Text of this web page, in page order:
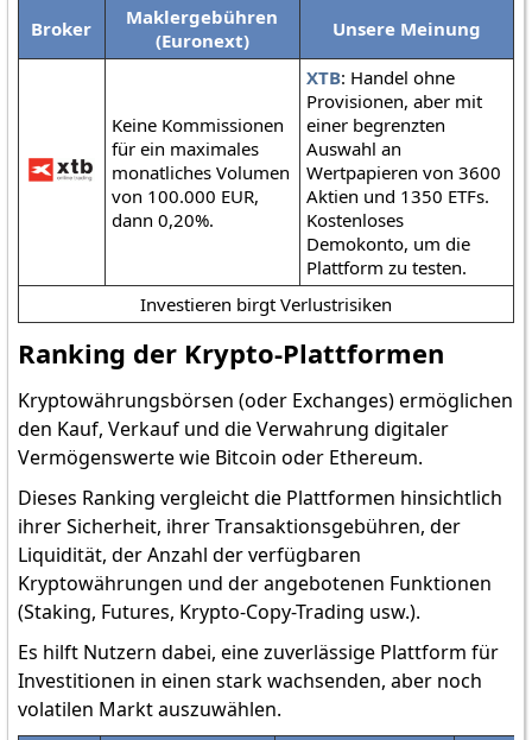
Broker
Maklergebühren
(Euronext)
Unsere Meinung
Keine Kommissionen
für ein maximales
monatliches Volumen
von 100.000 EUR,
dann 0,20%.
XTB: Handel ohne
Provisionen, aber mit
einer begrenzten
Auswahl an
Wertpapieren von 3600
Aktien und 1350 ETFs.
Kostenloses
Demokonto, um die
Plattform zu testen.
Investieren birgt Verlustrisiken
Ranking der Krypto-Plattformen
Kryptowährungsbörsen (oder Exchanges) ermöglichen
den Kauf, Verkauf und die Verwahrung digitaler
Vermögenswerte wie Bitcoin oder Ethereum.
Dieses Ranking vergleicht die Plattformen hinsichtlich
ihrer Sicherheit, ihrer Transaktionsgebühren, der
Liquidität, der Anzahl der verfügbaren
Kryptowährungen und der angebotenen Funktionen
(Staking, Futures, Krypto-Copy-Trading usw.).
Es hilft Nutzern dabei, eine zuverlässige Plattform für
Investitionen in einen stark wachsenden, aber noch
volatilen Markt auszuwählen.